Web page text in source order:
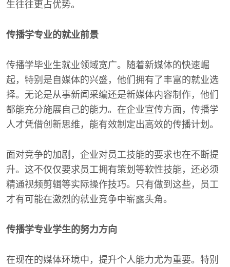
生往往更占优势。
传播学专业的就业前景
传播学毕业生就业领域宽广。随着新媒体的快速崛
起，特别是自媒体的兴盛，他们拥有了丰富的就业选
择。无论是从事新闻采编还是新媒体内容制作，他们
都能充分施展自己的能力。在企业宣传方面，传播学
人才凭借创新思维，能有效制定出高效的传播计划。
面对竞争的加剧，企业对员工技能的要求也在不断提
升。这不仅仅要求员工拥有策划等软性技能，还必须
精通视频剪辑等实际操作技巧。只有做到这些，员工
才有可能在激烈的就业竞争中崭露头角。
传播学专业学生的努力方向
在现在的媒体环境中，提升个人能力尤为重要。特别